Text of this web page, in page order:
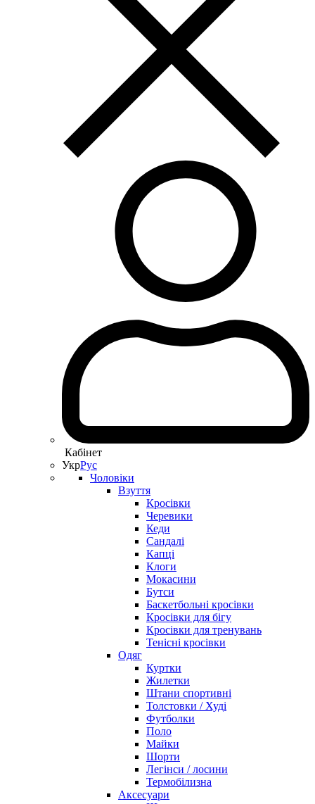
Кабінет
УкрРус
Чоловіки
Взуття
Кросівки
Черевики
Кеди
Сандалі
Капці
Клоги
Мокасини
Бутси
Баскетбольні кросівки
Кросівки для бігу
Кросівки для тренувань
Тенісні кросівки
Одяг
Куртки
Жилетки
Штани спортивні
Толстовки / Худі
Футболки
Поло
Майки
Шорти
Легінси / лосини
Термобілизна
Аксесуари